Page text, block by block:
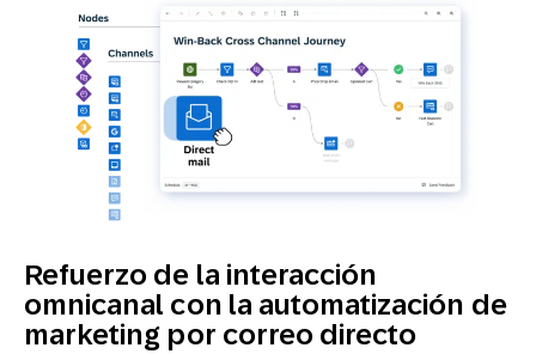
Refuerzo de la interacción
omnicanal con la automatización de
marketing por correo directo